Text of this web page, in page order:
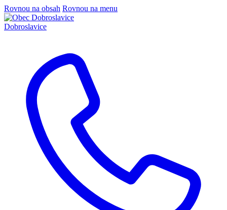
Rovnou na obsah Rovnou na menu
Dobroslavice